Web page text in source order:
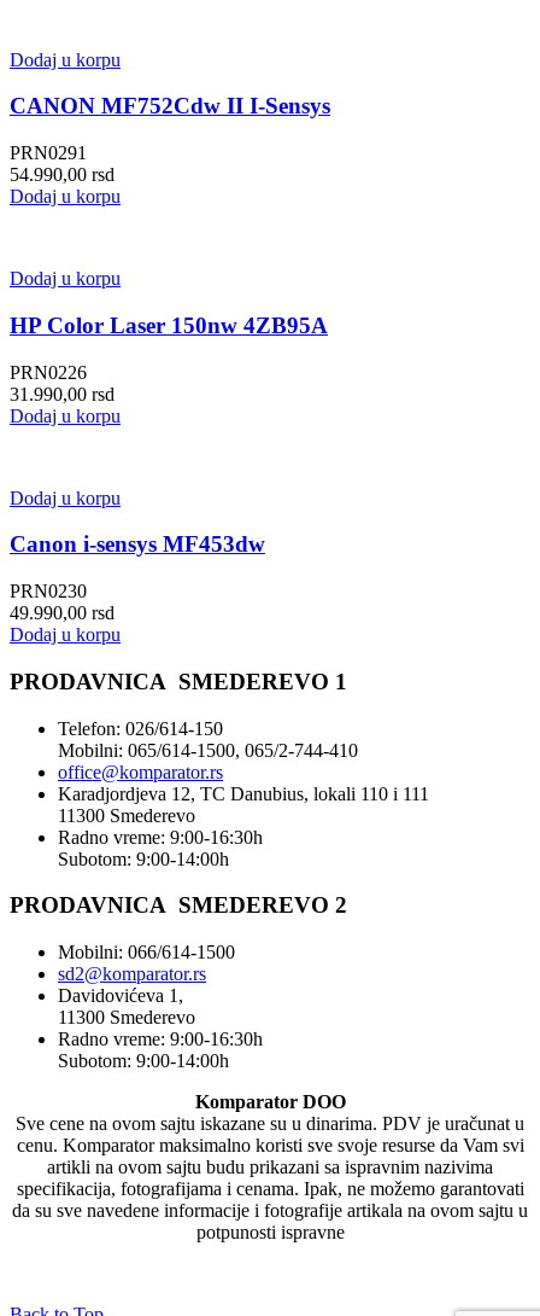
Dodaj u korpu
CANON MF752Cdw II I-Sensys
PRN0291
54.990,00 rsd
Dodaj u korpu
Dodaj u korpu
HP Color Laser 150nw 4ZB95A
PRN0226
31.990,00 rsd
Dodaj u korpu
Dodaj u korpu
Canon i-sensys MF453dw
PRN0230
49.990,00 rsd
Dodaj u korpu
PRODAVNICA SMEDEREVO 1
Telefon: 026/614-150
Mobilni: 065/614-1500, 065/2-744-410
office@komparator.rs
Karadjordjeva 12, TC Danubius, lokali 110 i 111
11300 Smederevo
Radno vreme: 9:00-16:30h
Subotom: 9:00-14:00h
PRODAVNICA SMEDEREVO 2
Mobilni: 066/614-1500
sd2@komparator.rs
Davidovićeva 1,
11300 Smederevo
Radno vreme: 9:00-16:30h
Subotom: 9:00-14:00h
Komparator DOO
Sve cene na ovom sajtu iskazane su u dinarima. PDV je uračunat u
cenu. Komparator maksimalno koristi sve svoje resurse da Vam svi
artikli na ovom sajtu budu prikazani sa ispravnim nazivima
specifikacija, fotografijama i cenama. Ipak, ne možemo garantovati
da su sve navedene informacije i fotografije artikala na ovom sajtu u
potpunosti ispravne